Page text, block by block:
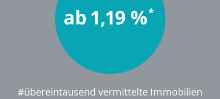
#übereintausend vermittelte Immobilien